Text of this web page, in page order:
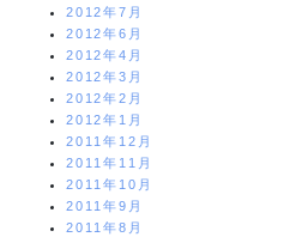
2012年7月
2012年6月
2012年4月
2012年3月
2012年2月
2012年1月
2011年12月
2011年11月
2011年10月
2011年9月
2011年8月